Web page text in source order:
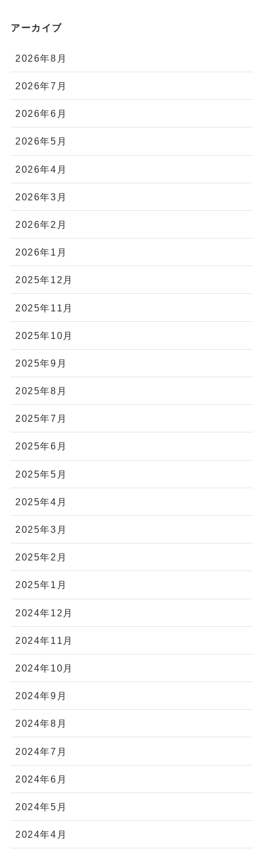
アーカイブ
2026年8月
2026年7月
2026年6月
2026年5月
2026年4月
2026年3月
2026年2月
2026年1月
2025年12月
2025年11月
2025年10月
2025年9月
2025年8月
2025年7月
2025年6月
2025年5月
2025年4月
2025年3月
2025年2月
2025年1月
2024年12月
2024年11月
2024年10月
2024年9月
2024年8月
2024年7月
2024年6月
2024年5月
2024年4月